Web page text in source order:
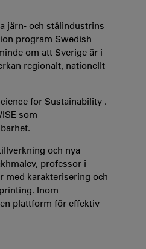
järn- och stålindustrins
program Swedish
om att Sverige är i
regionalt, nationellt
for Sustainability .
som
och nya
professor i
med karakterisering och
Inom
plattform för effektiv